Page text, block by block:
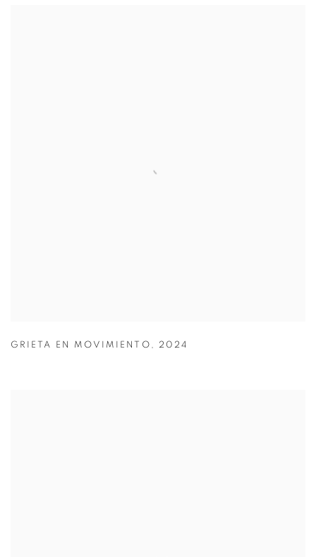
GRIETA EN MOVIMIENTO , 2024